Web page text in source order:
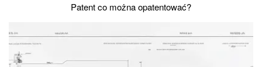
Patent co można opatentować?